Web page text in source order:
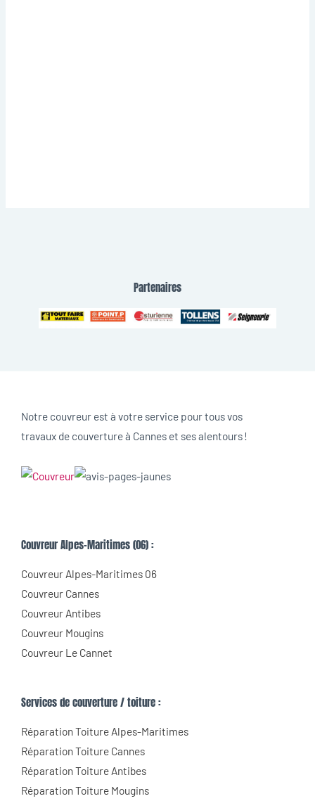
Partenaires
Notre couvreur est à votre service pour tous vos
travaux de couverture à Cannes et ses alentours !
Couvreur Alpes-Maritimes (06) :
Couvreur Alpes-Maritimes 06
Couvreur Cannes
Couvreur Antibes
Couvreur Mougins
Couvreur Le Cannet
Services de couverture / toiture :
Réparation Toiture Alpes-Maritimes
Réparation Toiture Cannes
Réparation Toiture Antibes
Réparation Toiture Mougins